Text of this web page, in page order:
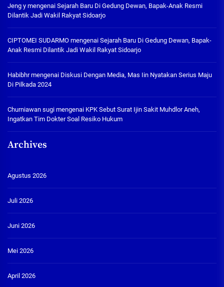
Jeng y mengenai Sejarah Baru Di Gedung Dewan, Bapak-Anak Resmi
Dilantik Jadi Wakil Rakyat Sidoarjo
CIPTOMEI SUDARMO mengenai Sejarah Baru Di Gedung Dewan, Bapak-
Anak Resmi Dilantik Jadi Wakil Rakyat Sidoarjo
Habibhrmengenai Diskusi Dengan Media, Mas Iin Nyatakan Serius Maju
Di Pilkada 2024
Churniawan sugi mengenai KPK Sebut Surat Ijin Sakit Muhdlor Aneh,
Ingatkan Tim Dokter Soal Resiko Hukum
Archives
Agustus 2026
Juli 2026
Juni 2026
Mei 2026
April 2026